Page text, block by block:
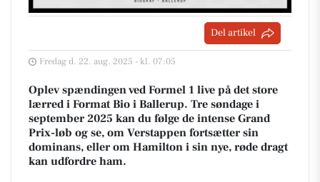
Del artikel
Fredag d. 22. aug. 2025 - kl. 07:05
Oplev spændingen ved Formel 1 live på det store
lærred i Format Bio i Ballerup. Tre søndage i
september 2025 kan du følge de intense Grand
Prix-løb og se, om Verstappen fortsætter sin
dominans, eller om Hamilton i sin nye, røde dragt
kan udfordre ham.